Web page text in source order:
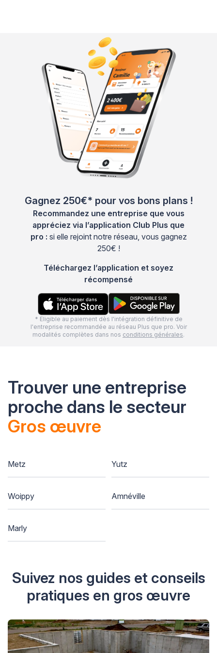
Gagnez 250€* pour vos bons plans !
Recommandez une entreprise que vous
appréciez via l’application Club Plus que
pro : si elle rejoint notre réseau, vous gagnez
250€ !
Téléchargez l’application et soyez
récompensé
* Eligible au paiement dès l'intégration définitive de
l'entreprise recommandée au réseau Plus que pro. Voir
modalités complètes dans nos conditions générales.
Trouver une entreprise
proche dans le secteur
Gros œuvre
Metz Yutz
Woippy Amnéville
Marly
Suivez nos guides et conseils
pratiques en gros œuvre